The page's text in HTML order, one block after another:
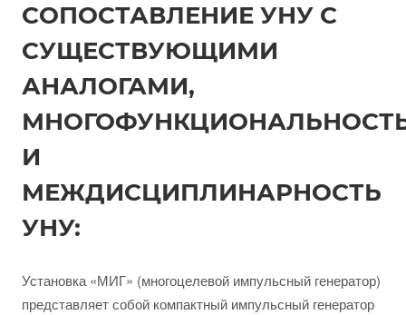
СОПОСТАВЛЕНИЕ УНУ С
СУЩЕСТВУЮЩИМИ
АНАЛОГАМИ,
И
МЕЖДИСЦИПЛИНАРНОСТЬ
УНУ:
Установка «МИГ» (многоцелевой импульсный генератор)
представляет собой компактный импульсный генератор